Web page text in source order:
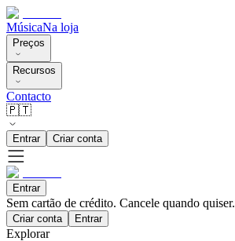
MúsicaNa loja
Preços
Recursos
Contacto
🇵🇹
Entrar Criar conta
Entrar
Sem cartão de crédito. Cancele quando quiser.
Criar conta Entrar
Explorar